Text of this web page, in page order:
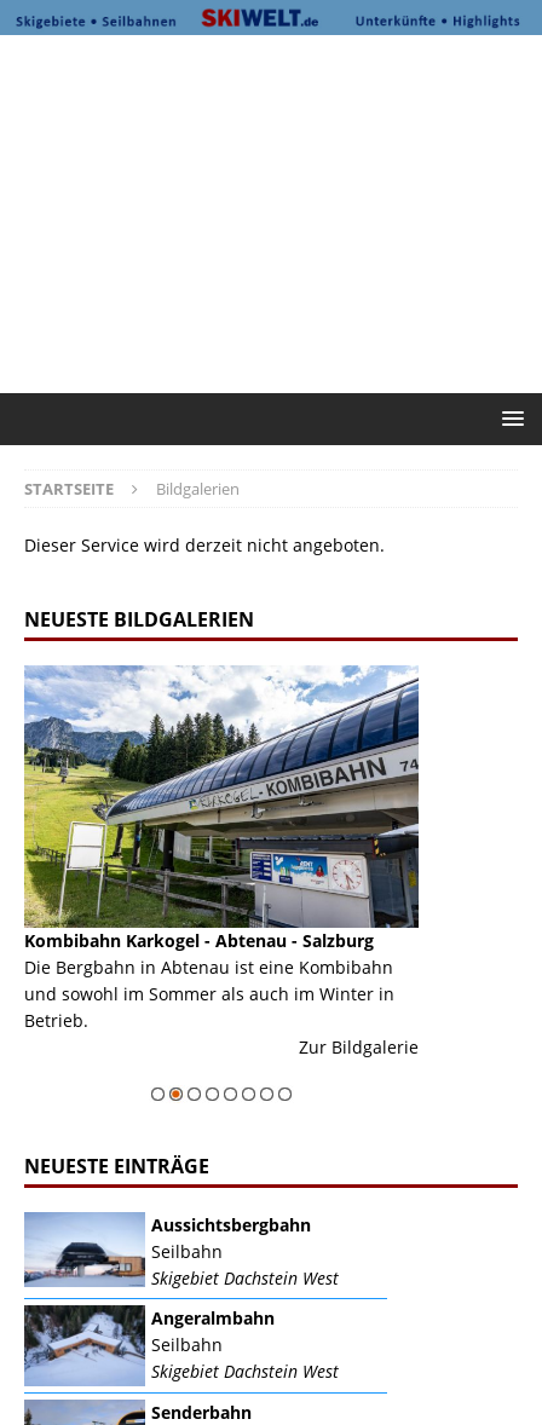
STARTSEITE Bildgalerien
Dieser Service wird derzeit nicht angeboten.
NEUESTE BILDGALERIEN
Kombibahn Karkogel - Abtenau - Salzburg
Die Bergbahn in Abtenau ist eine Kombibahn
und sowohl im Sommer als auch im Winter in
Betrieb.
Zur Bildgalerie
NEUESTE EINTRÄGE
Aussichtsbergbahn
Seilbahn
Skigebiet Dachstein West
Angeralmbahn
Seilbahn
Skigebiet Dachstein West
Senderbahn